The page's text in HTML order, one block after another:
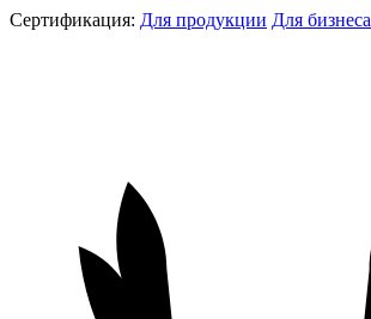
Сертификация: Для продукции Для бизнеса